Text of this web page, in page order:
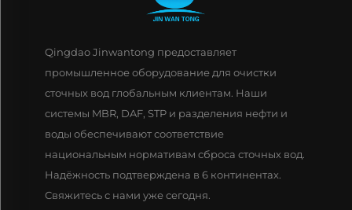
Qingdao Jinwantong предоставляет
промышленное оборудование для очистки
сточных вод глобальным клиентам. Наши
системы MBR, DAF, STP и разделения нефти и
воды обеспечивают соответствие
национальным нормативам сброса сточных вод.
Надёжность подтверждена в 6 континентах.
Свяжитесь с нами уже сегодня.